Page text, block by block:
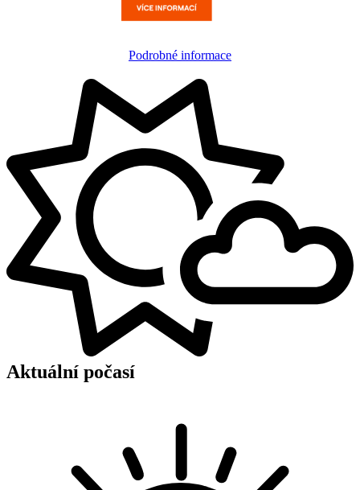
Podrobné informace
Aktuální počasí